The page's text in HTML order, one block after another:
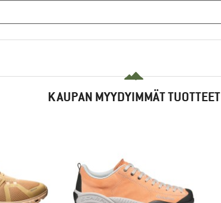
KAUPAN MYYDYIMMÄT TUOTTEET